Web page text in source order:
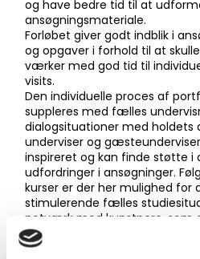
og have bedre tid til at
ansøgningsmateriale.
Forløbet giver godt indblik i
og opgaver i forhold til at
værker med god tid til
visits.
Den individuelle proces af
suppleres med fælles
dialogsituationer med holdets
underviser og
inspireret og kan finde støtte i
udfordringer i ansøgninger.
kurser er der her mulighed for
stimulerende fælles
netværk med kunstnere, som
som dig.